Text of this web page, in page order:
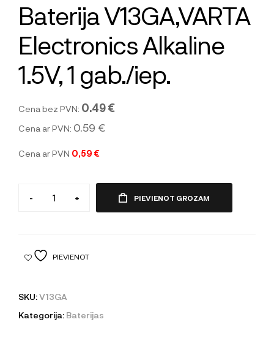
Baterija V13GA,VARTA
Electronics Alkaline
1.5V, 1 gab./iep.
Cena bez PVN: 0.49 €
Cena ar PVN: 0.59 €
Cena ar PVN 0,59 €
- + PIEVIENOT GROZAM
PIEVIENOT
SKU:V13GA
Kategorija: Baterijas